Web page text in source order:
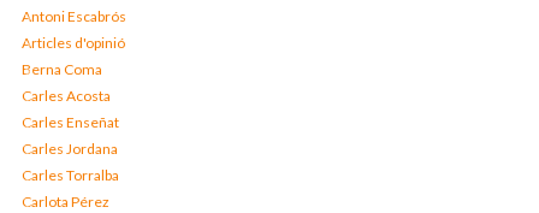
Antoni Escabrós
Articles d'opinió
Berna Coma
Carles Acosta
Carles Enseñat
Carles Jordana
Carles Torralba
Carlota Pérez